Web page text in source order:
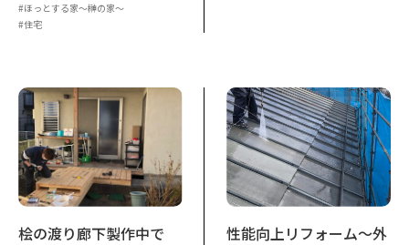
ほっとする家～榊の家～
住宅
桧の渡り廊下製作中で
性能向上リフォーム～外